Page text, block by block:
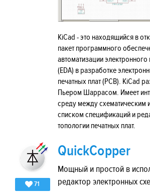
KiCad - это находящийся в
пакет программного
автоматизации
(EDA) в разработке
печатных плат (PCB). KiCad
Пьером Шаррасом. Имеет
среду между схематическим
списком спецификаций и
топологии печатных плат.
71
QuickCopper
Мощный и простой в
редактор электронных